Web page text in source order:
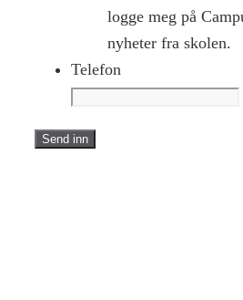
logge meg på
nyheter fra skolen.
Telefon